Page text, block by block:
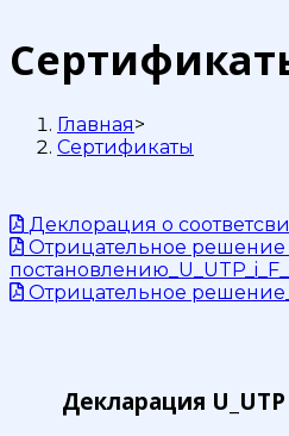
Главная>
Сертификаты
Деклорация о
Отрицательное решение
Отрицательное
Декларация